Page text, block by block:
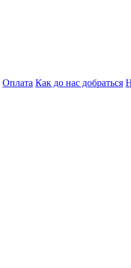
Оплата Как до нас добраться